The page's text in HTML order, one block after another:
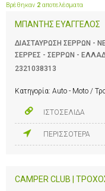
Βρέθηκαν 2 αποτελέσματα
ΜΠΑΝΤΗΣ ΕΥΑΓΓΕΛΟΣ
ΔΙΑΣΤΑΥΡΩΣΗ ΣΕΡΡΩΝ -
ΣΕΡΡΕΣ - ΣΕΡΡΩΝ -
2321038313
Κατηγορία: Auto - Moto /
ΙΣΤΟΣΕΛΙΔΑ
ΠΕΡΙΣΣΟΤΕΡΑ
CAMPER CLUB |